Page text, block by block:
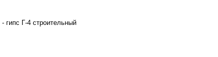
гипс Г-4 строительный